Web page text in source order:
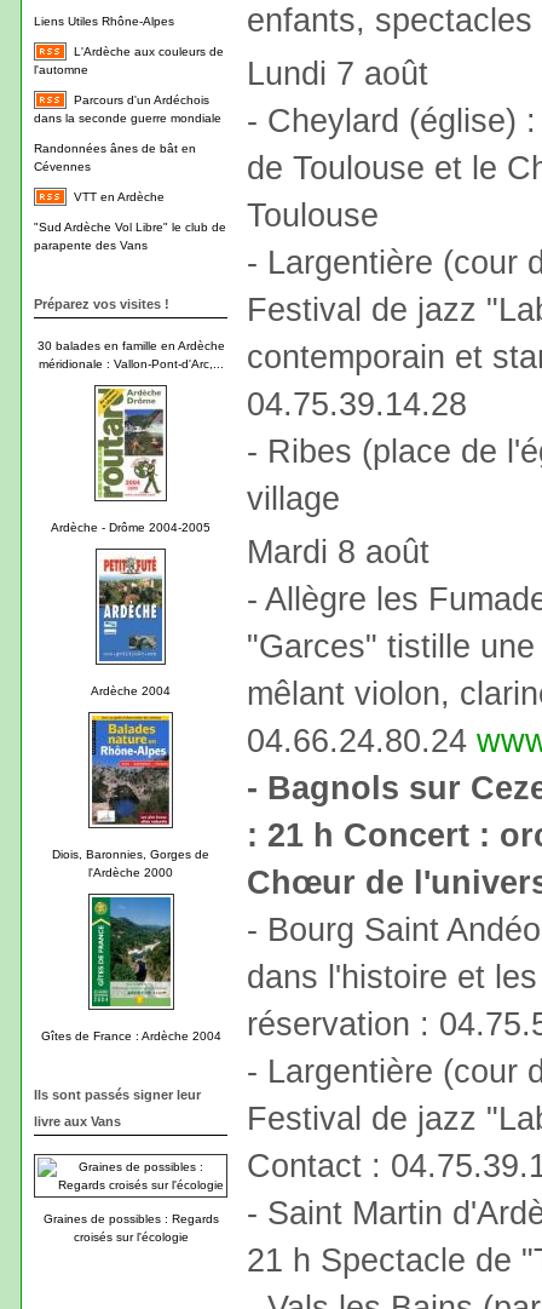
Liens Utiles Rhône-Alpes
L'Ardèche aux couleurs de
l'automne
Parcours d'un Ardéchois
dans la seconde guerre mondiale
Randonnées ânes de bât en
Cévennes
VTT en Ardèche
"Sud Ardèche Vol Libre" le club de
parapente des Vans
Préparez vos visites !
30 balades en famille en Ardèche
méridionale : Vallon-Pont-d'Arc,...
Ardèche - Drôme 2004-2005
Ardèche 2004
Diois, Baronnies, Gorges de
l'Ardèche 2000
Gîtes de France : Ardèche 2004
Ils sont passés signer leur
livre aux Vans
Graines de possibles : Regards
croisés sur l'écologie
enfants,
Lundi 7 août
- Cheylard (église)
de Toulouse et le
Toulouse
- Largentière (cour
Festival de jazz
contemporain et
04.75.39.14.28
- Ribes (place de
village
Mardi 8 août
- Allègre les
"Garces" tistille
mêlant violon,
04.66.24.80.24
- Bagnols sur
: 21 h Concert :
Chœur de
- Bourg Saint
dans l'histoire et
réservation :
- Largentière (cour
Festival de jazz
Contact :
- Saint Martin
21 h Spectacle de